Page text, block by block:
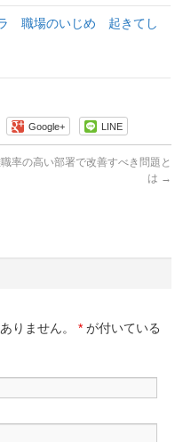
職場のいじめ 起きてし
Google+ LINE
率の高い部署で改善すべき問題と
は →
りません。 * が付いている